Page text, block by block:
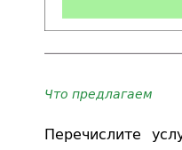
Что предлагаем
Перечислите